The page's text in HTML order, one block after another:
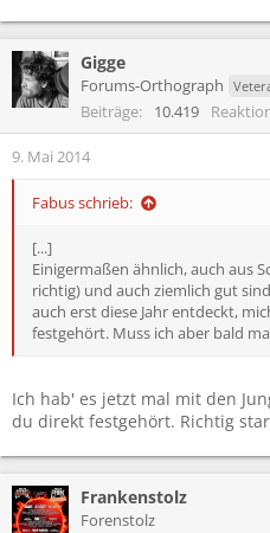
Gigge
Forums-Orthograph
Beiträge 10.419
9. Mai 2014
Fabus schrieb:
[...]
Einigermaßen ähnlich, auch aus
richtig) und auch ziemlich gut sind
auch erst diese Jahr entdeckt,
festgehört. Muss ich aber bald
Ich hab' es jetzt mal mit den
du direkt festgehört. Richtig
Frankenstolz
Forenstolz